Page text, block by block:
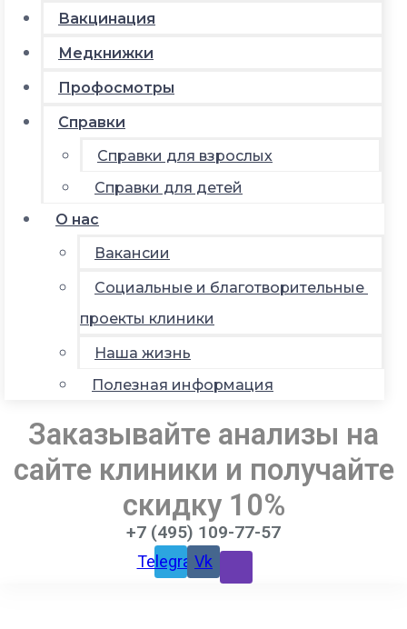
Вакцинация
Медкнижки
Профосмотры
Справки
Справки для взрослых
Справки для детей
О нас
Вакансии
Социальные и благотворительные
проекты клиники
Наша жизнь
Полезная информация
Заказывайте анализы на
сайте клиники и получайте
скидку 10%
+7 (495) 109-77-57
TelegramVk